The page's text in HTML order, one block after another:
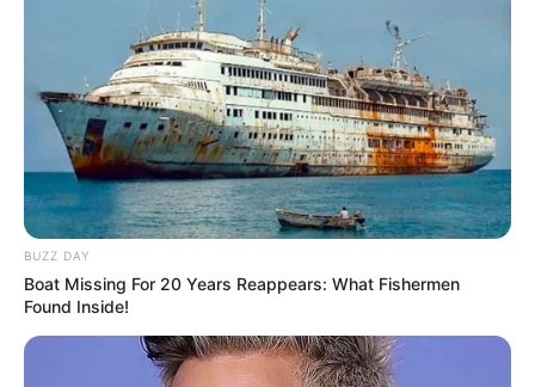
Ferienwohnungen, Ferienhäuser und Unterkünfte gibt
es unter www.tourist-online.de
Das Wissen, das die Bauern schon seit Jahrtausenden
Charles Darwin 1858 der universitären Welt gelehrt. Die
BUZZ DAY
Boat Missing For 20 Years Reappears: What Fishermen
Found Inside!